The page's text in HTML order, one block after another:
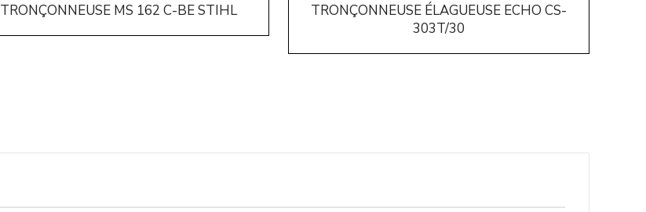
TRONÇONNEUSE MS 162 C-BE STIHL
TRONÇONNEUSE ÉLAGUEUSE ECHO CS-
303T/30